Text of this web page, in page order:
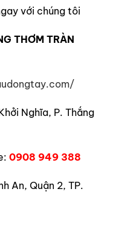
với chúng tôi
THƠM TRÀN
Nghĩa, P. Thắng
0908 949 388
An, Quận 2, TP.